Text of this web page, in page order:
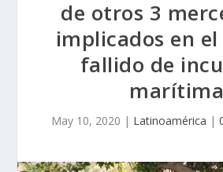
de otros 3
implicados en
fallido de
marítima
May 10, 2020 | Latinoamérica |